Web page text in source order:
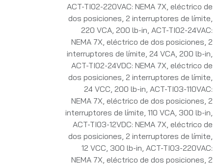
ACT-TI02-220VAC: NEMA 7X, eléctrico de
dos posiciones, 2 interruptores de límite,
220 VCA, 200 lb-in ACT-TI02-24VAC:
NEMA 7X, eléctrico de dos posiciones, 2
interruptores de límite, 24 VCA, 200 lb-in
ACT-TI02-24VDC: NEMA 7X, eléctrico de
dos posiciones, 2 interruptores de límite,
24 VCC, 200 lb-in ACT-TI03-110VAC:
NEMA 7X, eléctrico de dos posiciones, 2
interruptores de límite, 110 VCA, 300 lb-in
ACT-TI03-12VDC: NEMA 7X, eléctrico de
dos posiciones, 2 interruptores de límite,
12 VCC, 300 lb-in ACT-TI03-220VAC:
NEMA 7X, eléctrico de dos posiciones, 2